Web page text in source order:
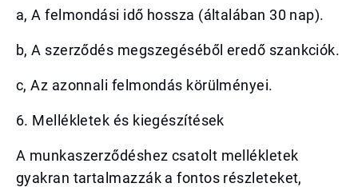
a, A felmondási idő hossza (általában 30 nap).
b, A szerződés megszegéséből eredő szankciók.
c, Az azonnali felmondás körülményei.
6. Mellékletek és kiegészítések
A munkaszerződéshez csatolt mellékletek
gyakran tartalmazzák a fontos részleteket,